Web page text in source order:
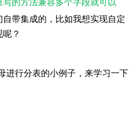
的方法兼容多个字段就可以
自带集成的，比如我想实现自定
？
进行分表的小例子，来学习一下